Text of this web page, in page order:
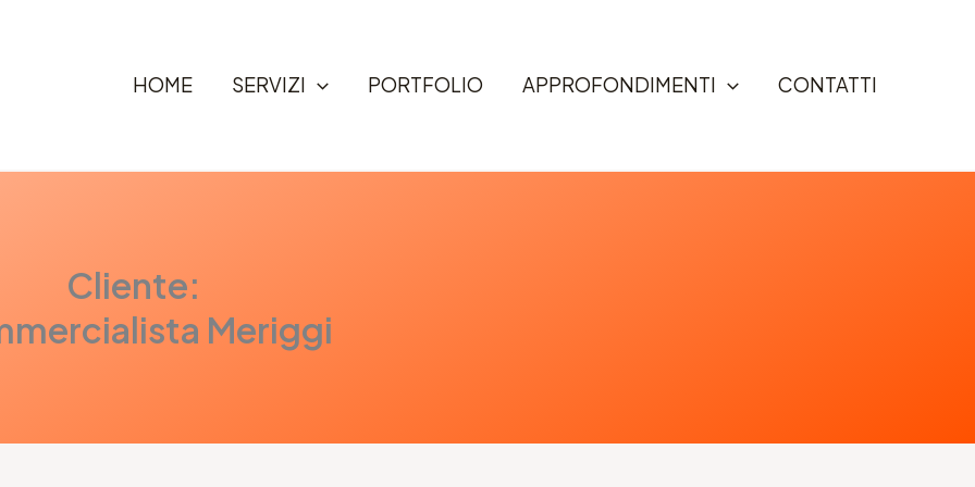
HOME SERVIZI PORTFOLIO APPROFONDIMENTI CONTATTI
Cliente:
Meriggi